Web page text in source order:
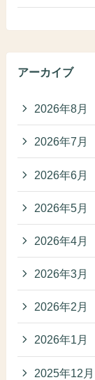
アーカイブ
2026年8月
2026年7月
2026年6月
2026年5月
2026年4月
2026年3月
2026年2月
2026年1月
2025年12月